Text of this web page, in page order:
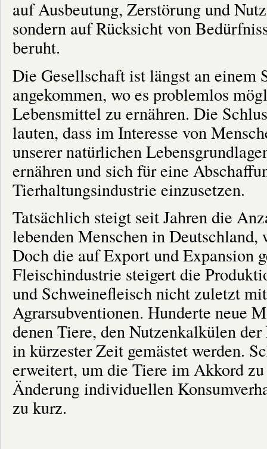
auf Ausbeutung, Zerstörung und
sondern auf Rücksicht von
beruht.
Die Gesellschaft ist längst an einem
angekommen, wo es problemlos
Lebensmittel zu ernähren. Die
lauten, dass im Interesse von
unserer natürlichen
ernähren und sich für eine
Tierhaltungsindustrie einzusetzen.
Tatsächlich steigt seit Jahren die
lebenden Menschen in
Doch die auf Export und Expansion
Fleischindustrie steigert die
und Schweinefleisch nicht zuletzt
Agrarsubventionen. Hunderte neue
denen Tiere, den Nutzenkalkülen
in kürzester Zeit gemästet werden.
erweitert, um die Tiere im Akkord
Änderung individuellen
zu kurz.